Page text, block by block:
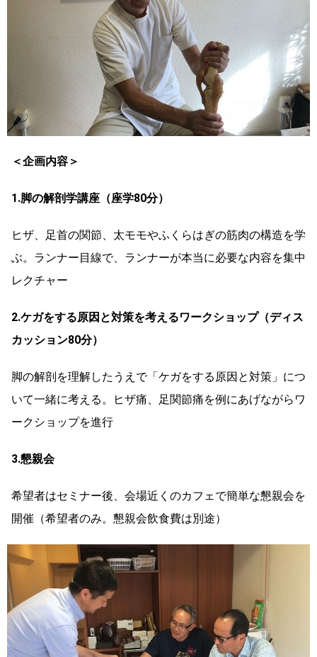
＜企画内容＞
1.脚の解剖学講座（座学80分）
ヒザ、足首の関節、太モモやふくらはぎの筋肉の構造を学
ぶ。ランナー目線で、ランナーが本当に必要な内容を集中
レクチャー
2.ケガをする原因と対策を考えるワークショップ（ディス
カッション80分）
脚の解剖を理解したうえで「ケガをする原因と対策」につ
いて一緒に考える。ヒザ痛、足関節痛を例にあげながらワ
ークショップを進行
3.懇親会
希望者はセミナー後、会場近くのカフェで簡単な懇親会を
開催（希望者のみ。懇親会飲食費は別途）